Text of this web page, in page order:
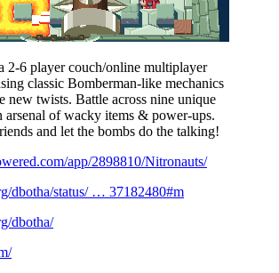
2-6 player couch/online multiplayer
classic Bomberman-like mechanics
new twists. Battle across nine unique
arsenal of wacky items & power-ups.
and let the bombs do the talking!
app/2898810/Nitronauts/
dbotha/status/ … 37182480#m
dbotha/